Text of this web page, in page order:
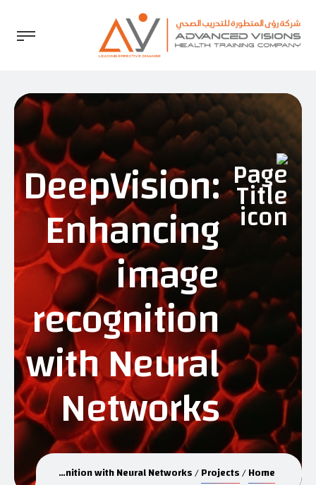
DeepVision:
Enhancing
image
recognition
with Neural
Networks
Home
Projects
DeepVision: Enhancing image recognition with Neural Networks